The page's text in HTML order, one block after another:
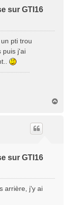
sur GTI16
pti trou
puis j'ai
sur GTI16
arrière, j'y ai